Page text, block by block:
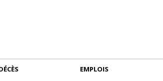
EMPLOIS